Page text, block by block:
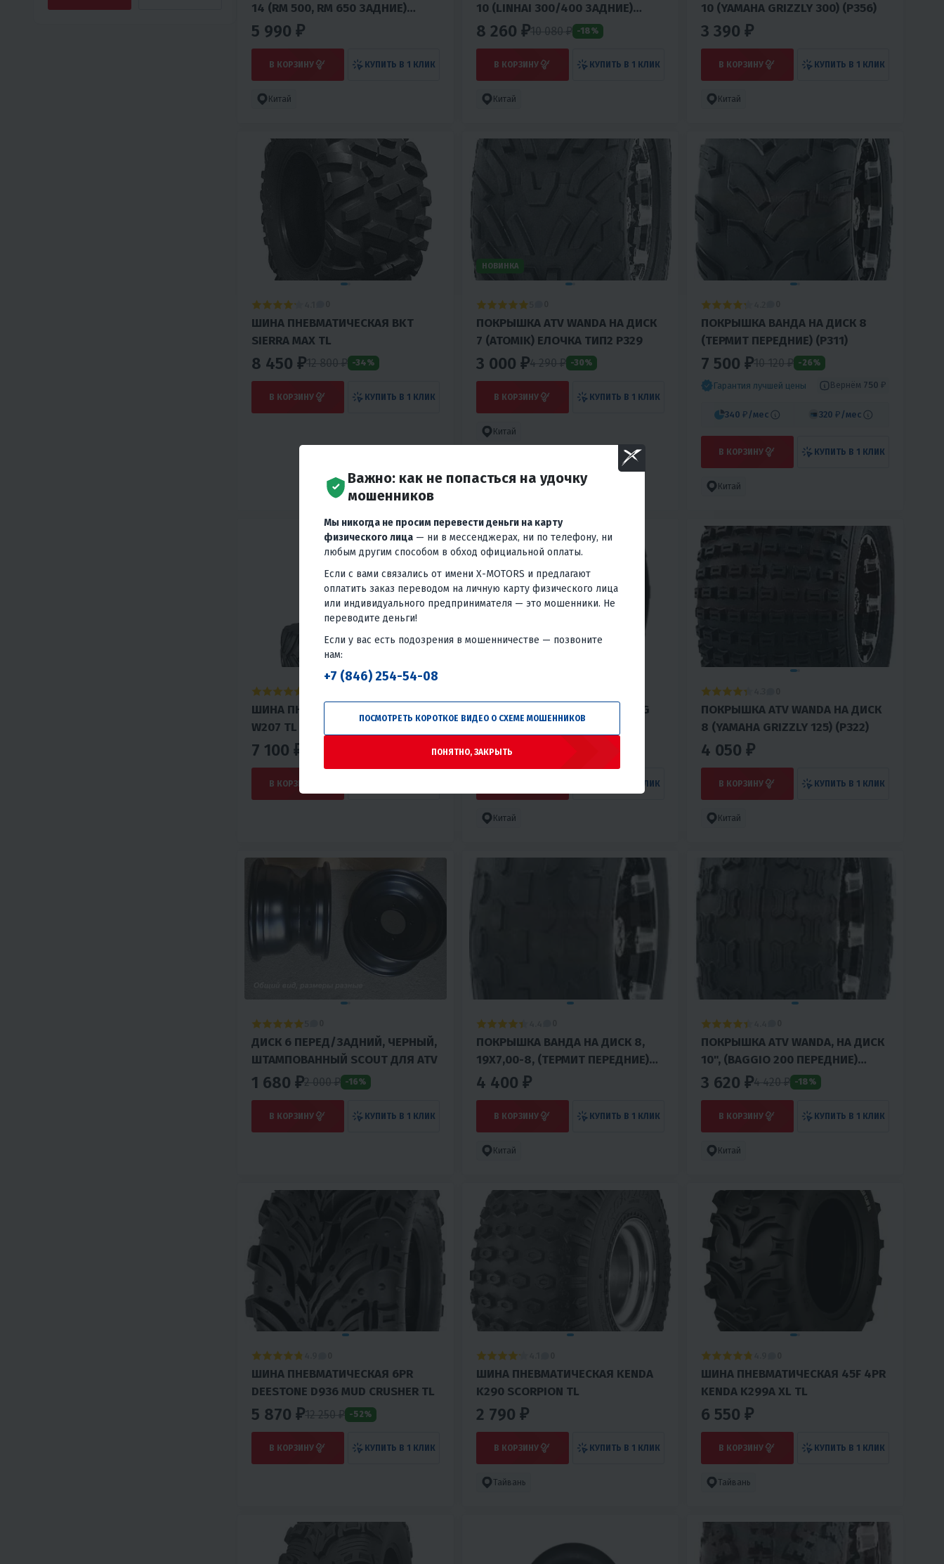
14 (RM 500, RM 650 ЗАДНИЕ)
(Р392)
5 990 ₽
В КОРЗИНУ КУПИТЬ В 1 КЛИК
Китай
10 (LINHAI 300/400 ЗАДНИЕ)
(Р306)
8 260 ₽10 080₽ -18%
В КОРЗИНУ КУПИТЬ В 1 КЛИК
Китай
10 (YAMAHA GRIZZLY 300) (Р356)
3 390 ₽
В КОРЗИНУ КУПИТЬ В 1 КЛИК
Китай
ШИНА ПНЕВМАТИЧЕСКАЯ BKT
SIERRA MAX TL
8 450 ₽12 800₽ -34%
В КОРЗИНУ КУПИТЬ В 1 КЛИК
НОВИНКА
ПОКРЫШКА ATV WANDA НА ДИСК
7 (ATOMIK) ЕЛОЧКА ТИП2 Р329
3 000 ₽4 290₽ -30%
В КОРЗИНУ КУПИТЬ В 1 КЛИК
Китай
ПОКРЫШКА ВАНДА НА ДИСК 8
(ТЕРМИТ ПЕРЕДНИЕ) (Р311)
7 500 ₽10 120₽ -26%
Гарантия лучшей цены Вернём 750 ₽
340 ₽ /мес 320 ₽ /мес
В КОРЗИНУ КУПИТЬ В 1 КЛИК
Китай
ШИНА ПНЕВМАТИЧЕСКАЯ 6PR BKT
W207 TL
7 100 ₽
В КОРЗИНУ
ПОКРЫШКА МОТО 10 YUANXING
(КРОСС)
930 ₽
КУПИТЬ В 1 КЛИК
Китай
ПОКРЫШКА ATV WANDA НА ДИСК
8 (YAMAHA GRIZZLY 125) (Р322)
4 050 ₽
В КОРЗИНУ КУПИТЬ В 1 КЛИК
Китай
ДИСК 6 ПЕРЕД/ЗАДНИЙ, ЧЕРНЫЙ,
ШТАМПОВАННЫЙ SCOUT ДЛЯ ATV
1 680 ₽2 000₽ -16%
В КОРЗИНУ КУПИТЬ В 1 КЛИК
ПОКРЫШКА ВАНДА НА ДИСК 8,
19Х7,00-8, (ТЕРМИТ ПЕРЕДНИЕ)
(Р315)
4 400 ₽
В КОРЗИНУ КУПИТЬ В 1 КЛИК
Китай
ПОКРЫШКА ATV WANDA, НА ДИСК
10", (BAGGIO 200 ПЕРЕДНИЕ)
(FC3003)
3 620 ₽4 420₽ -18%
В КОРЗИНУ КУПИТЬ В 1 КЛИК
Китай
ШИНА ПНЕВМАТИЧЕСКАЯ 6PR
DEESTONE D936 MUD CRUSHER TL
5 870 ₽12 250₽ -52%
В КОРЗИНУ КУПИТЬ В 1 КЛИК
ШИНА ПНЕВМАТИЧЕСКАЯ KENDA
K290 SCORPION TL
2 790 ₽
В КОРЗИНУ КУПИТЬ В 1 КЛИК
Тайвань
ШИНА ПНЕВМАТИЧЕСКАЯ 45F 4PR
KENDA K299A XL TL
6 550 ₽
В КОРЗИНУ КУПИТЬ В 1 КЛИК
Тайвань
Важно: как не попасться на удочку
мошенников
Мы никогда не просим перевести деньги на карту
физического лица — ни в мессенджерах, ни по телефону, ни
любым другим способом в обход официальной оплаты.
Если с вами связались от имени X-MOTORS и предлагают
оплатить заказ переводом на личную карту физического лица
или индивидуального предпринимателя — это мошенники. Не
переводите деньги!
Если у вас есть подозрения в мошенничестве — позвоните
нам:
+7 (846) 254-54-08
ПОСМОТРЕТЬ КОРОТКОЕ ВИДЕО О СХЕМЕ МОШЕННИКОВ
ПОНЯТНО, ЗАКРЫТЬ